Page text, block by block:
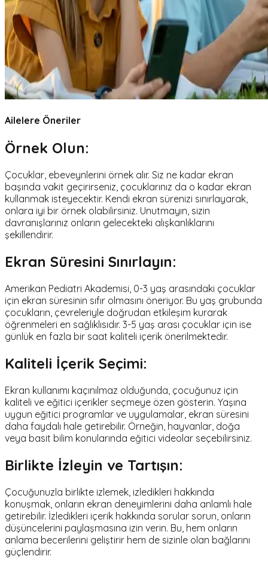
Ailelere Öneriler
Örnek Olun:
Çocuklar, ebeveynlerini örnek alır. Siz ne kadar ekran
başında vakit geçirirseniz, çocuklarınız da o kadar ekran
kullanmak isteyecektir. Kendi ekran sürenizi sınırlayarak,
onlara iyi bir örnek olabilirsiniz. Unutmayın, sizin
davranışlarınız onların gelecekteki alışkanlıklarını
şekillendirir.
Ekran Süresini Sınırlayın:
Amerikan Pediatri Akademisi, 0-3 yaş arasındaki çocuklar
için ekran süresinin sıfır olmasını öneriyor. Bu yaş grubunda
çocukların, çevreleriyle doğrudan etkileşim kurarak
öğrenmeleri en sağlıklısıdır. 3-5 yaş arası çocuklar için ise
günlük en fazla bir saat kaliteli içerik önerilmektedir.
Kaliteli İçerik Seçimi:
Ekran kullanımı kaçınılmaz olduğunda, çocuğunuz için
kaliteli ve eğitici içerikler seçmeye özen gösterin. Yaşına
uygun eğitici programlar ve uygulamalar, ekran süresini
daha faydalı hale getirebilir. Örneğin, hayvanlar, doğa
veya basit bilim konularında eğitici videolar seçebilirsiniz.
Birlikte İzleyin ve Tartışın:
Çocuğunuzla birlikte izlemek, izledikleri hakkında
konuşmak, onların ekran deneyimlerini daha anlamlı hale
getirebilir. İzledikleri içerik hakkında sorular sorun, onların
düşüncelerini paylaşmasına izin verin. Bu, hem onların
anlama becerilerini geliştirir hem de sizinle olan bağlarını
güçlendirir.